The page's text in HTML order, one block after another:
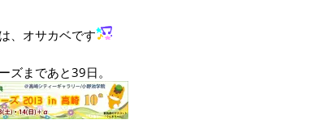
、オサカベです
ズまであと39日。